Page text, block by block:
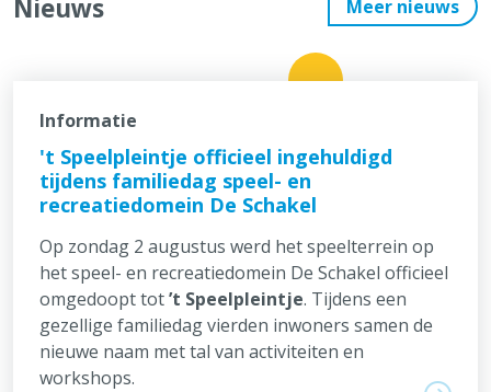
Nieuws Meer nieuws
Informatie
't Speelpleintje officieel ingehuldigd
tijdens familiedag speel- en
recreatiedomein De Schakel
Op zondag 2 augustus werd het speelterrein op
het speel- en recreatiedomein De Schakel officieel
omgedoopt tot’t Speelpleintje. Tijdens een
gezellige familiedag vierden inwoners samen de
nieuwe naam met tal van activiteiten en
workshops.